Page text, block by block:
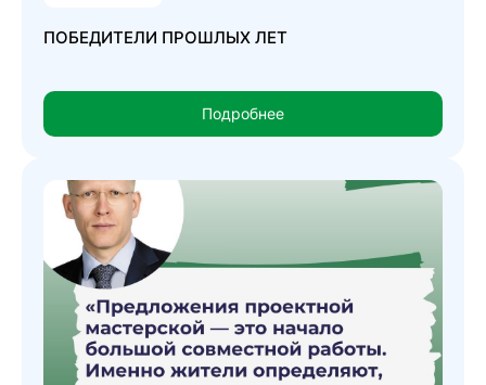
ПОБЕДИТЕЛИ ПРОШЛЫХ ЛЕТ
Подробнее